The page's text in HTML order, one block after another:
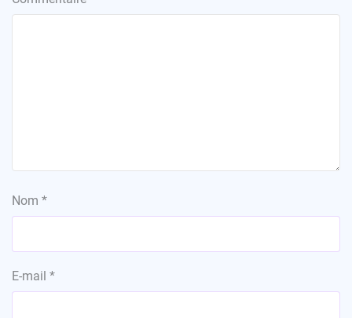
Nom *
E-mail *